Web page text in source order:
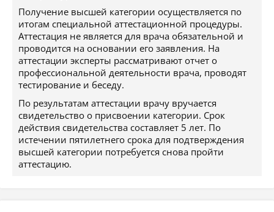
Получение высшей категории осуществляется по
итогам специальной аттестационной процедуры.
Аттестация не является для врача обязательной и
проводится на основании его заявления. На
аттестации эксперты рассматривают отчет о
профессиональной деятельности врача, проводят
тестирование и беседу.
По результатам аттестации врачу вручается
свидетельство о присвоении категории. Срок
действия свидетельства составляет 5 лет. По
истечении пятилетнего срока для подтверждения
высшей категории потребуется снова пройти
аттестацию.